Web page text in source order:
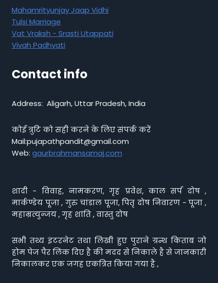
Mahamrityunjay Jaap Vidhi
Tulsi Marriage
Vat Vraksh - Srasti Utappati
Vivah Padhyati
Contact info
Address: Aligarh, Uttar Pradesh, India
कोई त्रुटि को सही करने के लिए संपर्क करें
Mail:pujapathpandit@gmail.com
Web: gaurbrahmansamaj.com
शादी - विवाह, नामकरण, गृह प्रवेश, काल सर्प दोष ,
मार्कण्डेय पूजा , गुरु चांडाल पूजा, पितृ दोष निवारण - पूजा ,
महाम्रत्युन्जय , गृह शांति , वास्तु दोष
सभी तथ्य इंटरनेट तथा लिखी हुए पुराने ग्रन्थ किताब जो
होम पेज पैर लिंक दिए है की मदद से निकाले है से जानकारी
निकालकर एक जगह एकत्रित किया गया है ,